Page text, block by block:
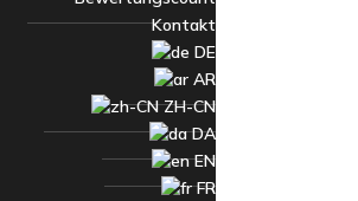
Kontakt
DE
AR
ZH-CN
DA
EN
FR